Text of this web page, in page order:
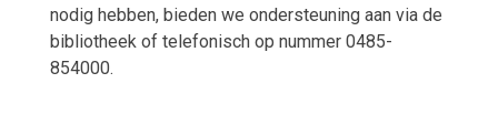
nodig hebben, bieden we ondersteuning aan via de
bibliotheek of telefonisch op nummer 0485-
854000.